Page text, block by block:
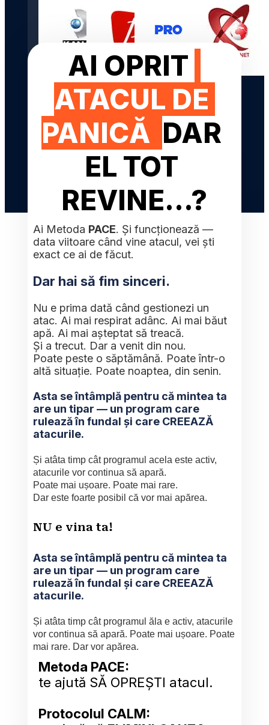
ATACUL DE
PANICĂ DAR
EL TOT
REVINE...?
Ai Metoda PACE. Și funcționează —
data viitoare când vine atacul, vei ști
exact ce ai de făcut.
Dar hai să fim sinceri.
Nu e prima dată când gestionezi un
atac. Ai mai respirat adânc. Ai mai băut
apă. Ai mai așteptat să treacă.
Și a trecut. Dar a venit din nou.
Poate peste o săptămână. Poate într-o
altă situație. Poate noaptea, din senin.
Asta se întâmplă pentru că mintea ta
are un tipar — un program care
rulează în fundal și care CREEAZĂ
atacurile.
Și atâta timp cât programul acela este activ,
atacurile vor continua să apară.
Poate mai ușoare. Poate mai rare.
Dar este foarte posibil că vor mai apărea.
Asta se întâmplă pentru că mintea ta
are un tipar — un program care
rulează în fundal și care CREEAZĂ
atacurile.
Și atâta timp cât programul ăla e activ, atacurile
vor continua să apară. Poate mai ușoare. Poate
mai rare. Dar vor apărea.
NU e vina ta!
Metoda PACE:
te ajută SĂ OPREȘTI atacul.
Protocolul CALM: